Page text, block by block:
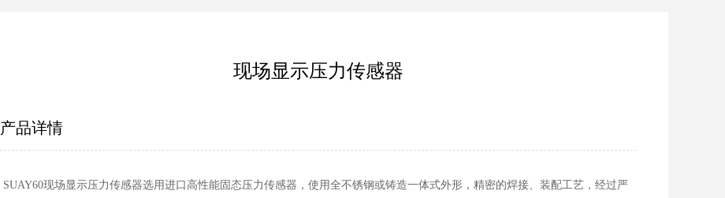
现场显示压力传感器
产品详情
SUAY60现场显示压力传感器选用进口高性能固态压力传感器，使用全不锈钢或铸造一体式外形，精密的焊接、装配工艺，经过严